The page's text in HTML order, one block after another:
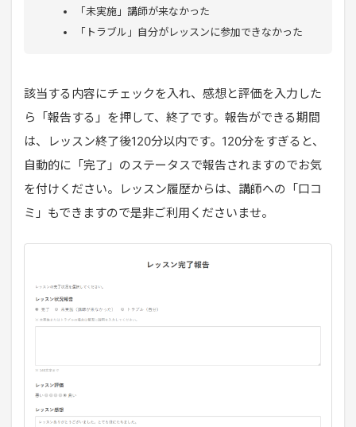
「未実施」講師が来なかった
「トラブル」自分がレッスンに参加できなかった
該当する内容にチェックを入れ、感想と評価を入力した
ら「報告する」を押して、終了です。報告ができる期間
は、レッスン終了後120分以内です。120分をすぎると、
自動的に「完了」のステータスで報告されますのでお気
を付けください。レッスン履歴からは、講師への「口コ
ミ」もできますので是非ご利用くださいませ。